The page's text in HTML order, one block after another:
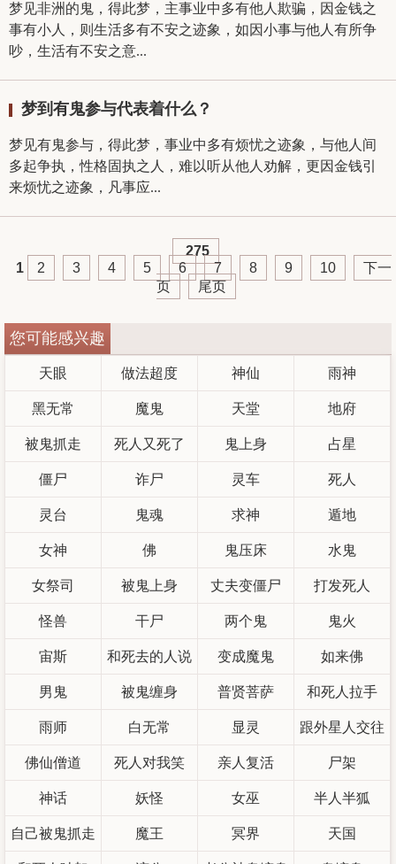
梦见非洲的鬼，得此梦，主事业中多有他人欺骗，因金钱之
事有小人，则生活多有不安之迹象，如因小事与他人有所争
吵，生活有不安之意...
梦到有鬼参与代表着什么？
梦见有鬼参与，得此梦，事业中多有烦忧之迹象，与他人间
多起争执，性格固执之人，难以听从他人劝解，更因金钱引
来烦忧之迹象，凡事应...
275
1
2 3 4 5 6 7 8 9 10
下一
页
尾页
您可能感兴趣
天眼 做法超度 神仙 雨神
黑无常 魔鬼 天堂 地府
被鬼抓走 死人又死了 鬼上身 占星
僵尸 诈尸 灵车 死人
灵台 鬼魂 求神 遁地
女神 佛 鬼压床 水鬼
女祭司 被鬼上身 丈夫变僵尸 打发死人
怪兽 干尸 两个鬼 鬼火
宙斯 和死去的人说
话
变成魔鬼 如来佛
男鬼 被鬼缠身 普贤菩萨 和死人拉手
雨师 白无常 显灵 跟外星人交往
佛仙僧道 死人对我笑 亲人复活 尸架
神话 妖怪 女巫 半人半狐
自己被鬼抓走 魔王 冥界 天国